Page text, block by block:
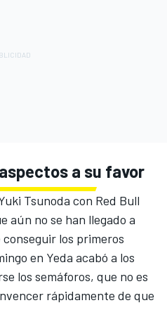
a su favor
Tsunoda con Red Bull
aún no se han llegado a
los primeros
en Yeda acabó a los
los semáforos, que no es
rápidamente de que